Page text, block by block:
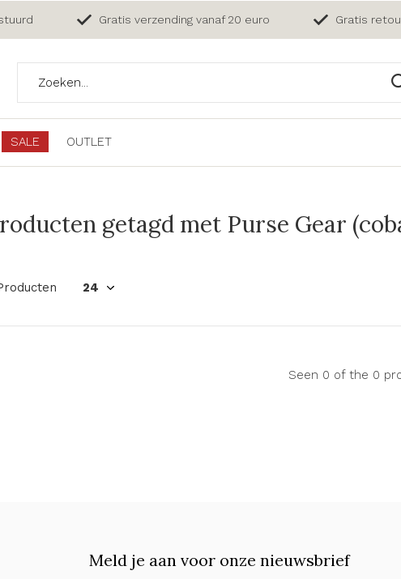
SALE OUTLET
Gratis verzending vanaf 20 euro Gratis
getagd met Purse Gear
Seen 0 of the 0
Meld je aan voor onze nieuwsbrief